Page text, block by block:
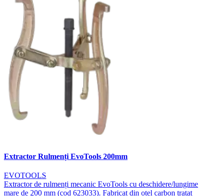
Extractor Rulmenți EvoTools 200mm
EVOTOOLS
Extractor de rulmenți mecanic EvoTools cu deschidere/lungime
mare de 200 mm (cod 623033). Fabricat din oțel carbon tratat